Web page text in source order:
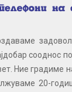
сооднос
Ние градиме
20-